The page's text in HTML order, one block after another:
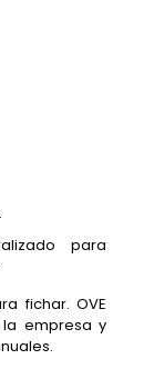
para
fichar. OVE
empresa y